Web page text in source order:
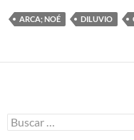
ARCA; NOÉ DILUVIO
B
u